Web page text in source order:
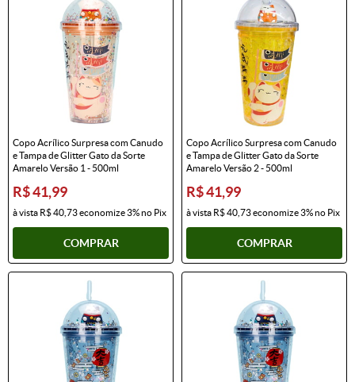
Copo Acrílico Surpresa com Canudo
e Tampa de Glitter Gato da Sorte
Amarelo Versão 1 - 500ml
R$ 41,99
à vista R$ 40,73economize3%no Pix
COMPRAR
Copo Acrílico Surpresa com Canudo
e Tampa de Glitter Gato da Sorte
Amarelo Versão 2 - 500ml
R$ 41,99
à vista R$ 40,73economize3%no Pix
COMPRAR